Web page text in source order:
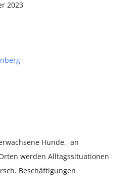
2023
Hunde, an
werden Alltagssituationen
Beschäftigungen